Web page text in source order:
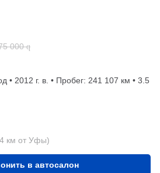
000 q
• 2012 г. в. • Пробег: 241 107 км • 3.5
км от Уфы)
в автосалон